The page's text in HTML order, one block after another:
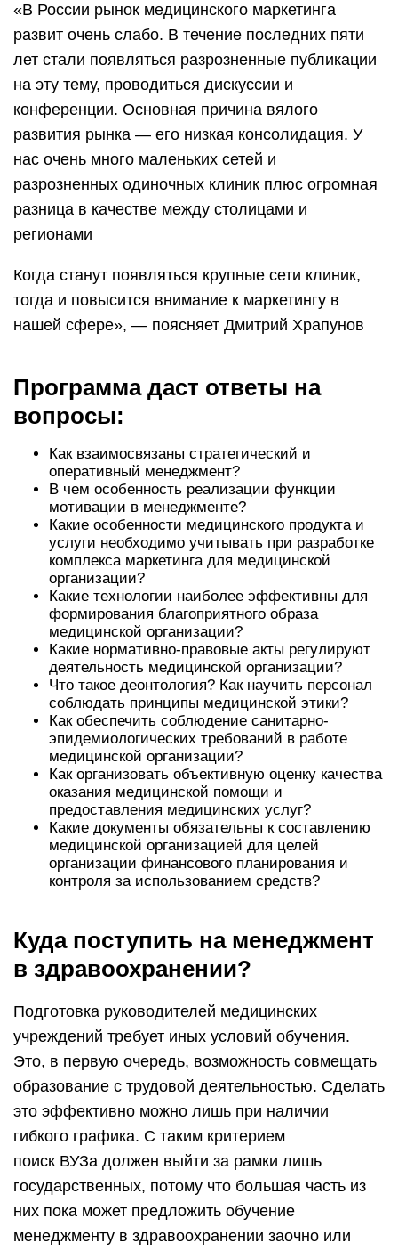
«В России рынок медицинского маркетинга
развит очень слабо. В течение последних пяти
лет стали появляться разрозненные публикации
на эту тему, проводиться дискуссии и
конференции. Основная причина вялого
развития рынка — его низкая консолидация. У
нас очень много маленьких сетей и
разрозненных одиночных клиник плюс огромная
разница в качестве между столицами и
регионами
Когда станут появляться крупные сети клиник,
тогда и повысится внимание к маркетингу в
нашей сфере», — поясняет Дмитрий Храпунов
Программа даст ответы на
вопросы:
Как взаимосвязаны стратегический и
оперативный менеджмент?
В чем особенность реализации функции
мотивации в менеджменте?
Какие особенности медицинского продукта и
услуги необходимо учитывать при разработке
комплекса маркетинга для медицинской
организации?
Какие технологии наиболее эффективны для
формирования благоприятного образа
медицинской организации?
Какие нормативно-правовые акты регулируют
деятельность медицинской организации?
Что такое деонтология? Как научить персонал
соблюдать принципы медицинской этики?
Как обеспечить соблюдение санитарно-
эпидемиологических требований в работе
медицинской организации?
Как организовать объективную оценку качества
оказания медицинской помощи и
предоставления медицинских услуг?
Какие документы обязательны к составлению
медицинской организацией для целей
организации финансового планирования и
контроля за использованием средств?
Куда поступить на менеджмент
в здравоохранении?
Подготовка руководителей медицинских
учреждений требует иных условий обучения.
Это, в первую очередь, возможность совмещать
образование с трудовой деятельностью. Сделать
это эффективно можно лишь при наличии
гибкого графика. С таким критерием
поиск ВУЗа должен выйти за рамки лишь
государственных, потому что большая часть из
них пока может предложить обучение
менеджменту в здравоохранении заочно или